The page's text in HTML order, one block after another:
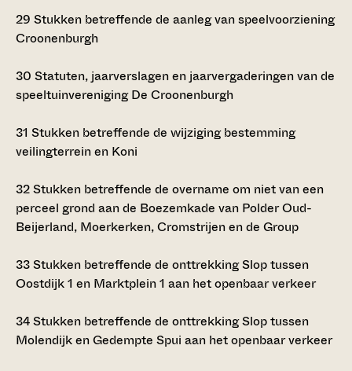
29 Stukken betreffende de aanleg van speelvoorziening
Croonenburgh
30 Statuten, jaarverslagen en jaarvergaderingen van de
speeltuinvereniging De Croonenburgh
31 Stukken betreffende de wijziging bestemming
veilingterrein en Koni
32Stukken betreffende de overname om niet van een
perceel grond aan de Boezemkade van Polder Oud-
Beijerland, Moerkerken, Cromstrijen en de Group
33Stukken betreffende de onttrekking Slop tussen
Oostdijk 1 en Marktplein 1 aan het openbaar verkeer
34Stukken betreffende de onttrekking Slop tussen
Molendijk en Gedempte Spui aan het openbaar verkeer